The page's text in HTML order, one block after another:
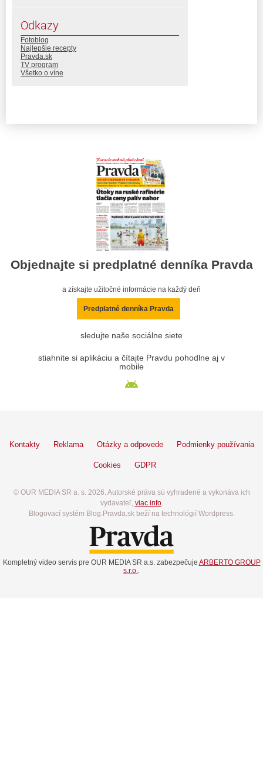
Odkazy
Fotoblog
Najlepšie recepty
Pravda.sk
TV program
Všetko o víne
Objednajte si predplatné denníka Pravda
a získajte užitočné informácie na každý deň
Predplatné denníka Pravda
sledujte naše sociálne siete
stiahnite si aplikáciu a čítajte Pravdu pohodlne aj v
mobile
Kontakty Reklama Otázky a odpovede Podmienky používania
Cookies GDPR
© OUR MEDIA SR a. s. 2026. Autorské práva sú vyhradené a vykonáva ich
vydavateľ, viac info.
Blogovací systém Blog.Pravda.sk beží na technológií Wordpress.
Kompletný video servis pre OUR MEDIA SR a.s. zabezpečuje ARBERTO GROUP
s.r.o.